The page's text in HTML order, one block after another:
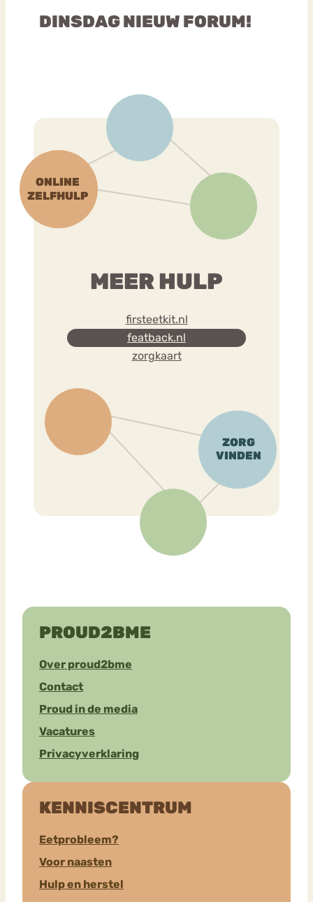
DINSDAG NIEUW FORUM!
MEER HULP
firsteetkit.nl
featback.nl
zorgkaart
PROUD2BME
Over proud2bme
Contact
Proud in de media
Vacatures
Privacyverklaring
KENNISCENTRUM
Eetprobleem?
Voor naasten
Hulp en herstel